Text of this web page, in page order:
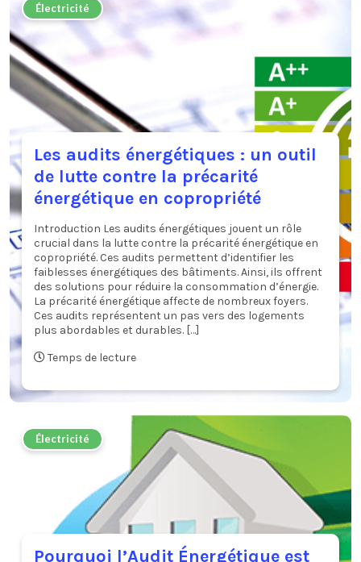
Électricité
Les audits énergétiques : un outil
de lutte contre la précarité
énergétique en copropriété
Introduction Les audits énergétiques jouent un rôle
crucial dans la lutte contre la précarité énergétique en
copropriété. Ces audits permettent d’identifier les
faiblesses énergétiques des bâtiments. Ainsi, ils offrent
des solutions pour réduire la consommation d’énergie.
La précarité énergétique affecte de nombreux foyers.
Ces audits représentent un pas vers des logements
plus abordables et durables. […]
Temps de lecture
Électricité
Pourquoi l’Audit Énergétique est